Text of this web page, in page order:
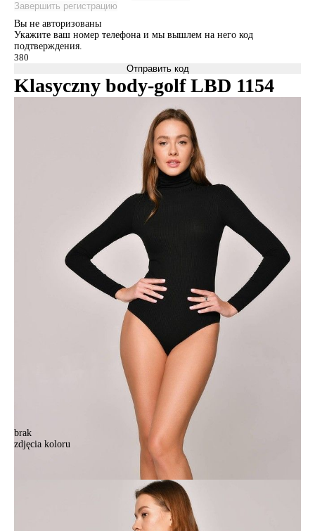
Завершить регистрацию
Вы не авторизованы
Укажите ваш номер телефона и мы вышлем на него код
подтверждения.
Отправить код
Klasyczny body-golf LBD 1154
brak
zdjęcia koloru
Body CE LBD 1154, r.170-84-90, czarny
Body CE LBD 1154, r.170-84-90, czarny